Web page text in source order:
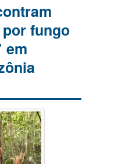
fungo
em